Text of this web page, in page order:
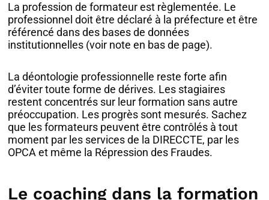
La profession de formateur est règlementée. Le
professionnel doit être déclaré à la préfecture et être
référencé dans des bases de données
institutionnelles (voir note en bas de page).
La déontologie professionnelle reste forte afin
d’éviter toute forme de dérives. Les stagiaires
restent concentrés sur leur formation sans autre
préoccupation. Les progrès sont mesurés. Sachez
que les formateurs peuvent être contrôlés à tout
moment par les services de la DIRECCTE, par les
OPCA et même la Répression des Fraudes.
Le coaching dans la formation